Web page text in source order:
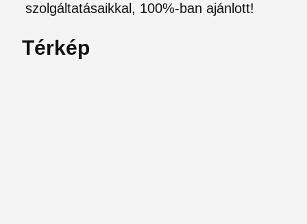
szolgáltatásaikkal, 100%-ban ajánlott!
Térkép